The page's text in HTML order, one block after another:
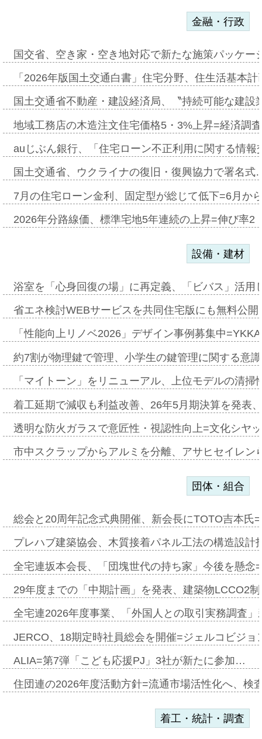
金融・行政
国交省、空き家・空き地対応で新たな施策パッケ
「2026年版国土交通白書」住宅分野、住生活基本
国土交通省不動産・建設経済局、〝持続可能な建
地域工務店の木造注文住宅価格5・3%上昇=経済調
auじぶん銀行、「住宅ローン不正利用に関する情
国土交通省、ウクライナの復旧・復興協力で署名
7月の住宅ローン金利、固定型が総じて低下=6月か
2026年分路線価、標準宅地5年連続の上昇=伸び率
設備・建材
浴室を「心身回復の場」に再定義、「ビバス」活
省エネ検討WEBサービスを共同住宅版にも無料公
「性能向上リノベ2026」デザイン事例募集中
約7割が物理鍵で管理、小学生の鍵管理に関する意
「マイトーン」をリニューアル、上位モデルの清
着工延期で減収も利益改善、26年5月期決算を発表
透明な防火ガラスで意匠性・視認性向上=文化シヤ
市中スクラップからアルミを分離、アサヒセイレ
団体・組合
総会と20周年記念式典開催、新会長にTOTO吉本氏
プレハブ建築協会、木質接着パネル工法の構造設
全宅連坂本会長、「団塊世代の持ち家」今後を懸
29年度までの「中期計画」を発表、建築物LCCO2
全宅連2026年度事業、「外国人との取引実務調査
JERCO、18期定時社員総会を開催=ジェルコビジ
ALIA=第7弾「こども応援PJ」3社が新たに参加…
住団連の2026年度活動方針=流通市場活性化へ、検
着工・統計・調査